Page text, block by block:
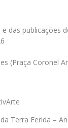
das publicações
(Praça Coronel
Terra Ferida –